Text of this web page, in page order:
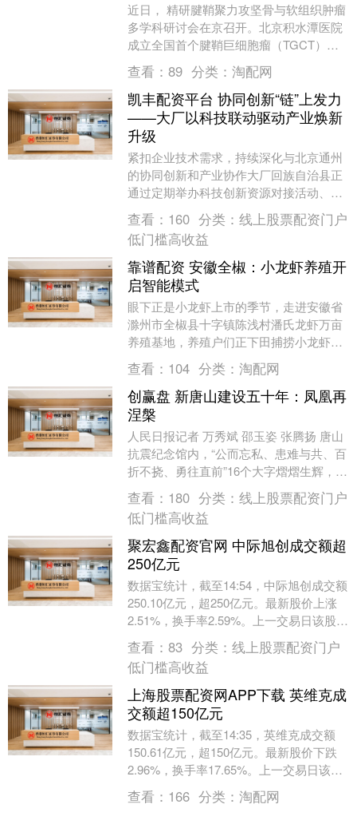
近日， 精研腱鞘聚力攻坚骨与软组织肿瘤
多学科研讨会在京召开。北京积水潭医院
成立全国首个腱鞘巨细胞瘤（TGCT）多
学科诊疗（MDT）团队，该团队由骨肿瘤
科牵头，联....
查看： 89 分类： 淘配网
凯丰配资平台 协同创新“链”上发力
——大厂以科技联动驱动产业焕新
升级
紧扣企业技术需求，持续深化与北京通州
的协同创新和产业协作大厂回族自治县正
通过定期举办科技创新资源对接活动、搭
建共享研发平台、优化营商环境等一系列
举措，加快推动科....
查看： 160 分类： 线上股票配资门户
低门槛高收益
靠谱配资 安徽全椒：小龙虾养殖开
启智能模式
眼下正是小龙虾上市的季节，走进安徽省
滁州市全椒县十字镇陈浅村潘氏龙虾万亩
养殖基地，养殖户们正下田捕捞小龙虾。
收笼、倒虾、入桶……一连串动作麻利娴
熟，不一会儿，水....
查看： 104 分类： 淘配网
创赢盘 新唐山建设五十年：凤凰再
涅槃
人民日报记者 万秀斌 邵玉姿 张腾扬 唐山
抗震纪念馆内，“公而忘私、患难与共、百
折不挠、勇往直前”16个大字熠熠生辉，镌
刻着1976年抗震救灾的精神力量，见证
着....
查看： 180 分类： 线上股票配资门户
低门槛高收益
聚宏鑫配资官网 中际旭创成交额超
250亿元
数据宝统计，截至14:54，中际旭创成交额
250.10亿元，超250亿元。最新股价上涨
2.51%，换手率2.59%。上一交易日该股全
天成交额为214.34亿元。....
查看： 83 分类： 线上股票配资门户
低门槛高收益
上海股票配资网APP下载 英维克成
交额超150亿元
数据宝统计，截至14:35，英维克成交额
150.61亿元，超150亿元。最新股价下跌
2.96%，换手率17.65%。上一交易日该股
全天成交额为6.52亿元。（数....
查看： 166 分类： 淘配网